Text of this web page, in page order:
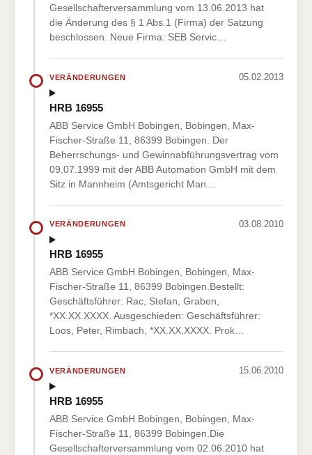
Gesellschafterversammlung vom 13.06.2013 hat
die Änderung des § 1 Abs.1 (Firma) der Satzung
beschlossen. Neue Firma: SEB Servic…
VERÄNDERUNGEN 05.02.2013
HRB 16955
ABB Service GmbH Bobingen, Bobingen, Max-
Fischer-Straße 11, 86399 Bobingen. Der
Beherrschungs- und Gewinnabführungsvertrag vom
09.07.1999 mit der ABB Automation GmbH mit dem
Sitz in Mannheim (Amtsgericht Man…
VERÄNDERUNGEN 03.08.2010
HRB 16955
ABB Service GmbH Bobingen, Bobingen, Max-
Fischer-Straße 11, 86399 Bobingen.Bestellt:
Geschäftsführer: Rac, Stefan, Graben,
*XX.XX.XXXX. Ausgeschieden: Geschäftsführer:
Loos, Peter, Rimbach, *XX.XX.XXXX. Prok…
VERÄNDERUNGEN 15.06.2010
HRB 16955
ABB Service GmbH Bobingen, Bobingen, Max-
Fischer-Straße 11, 86399 Bobingen.Die
Gesellschafterversammlung vom 02.06.2010 hat